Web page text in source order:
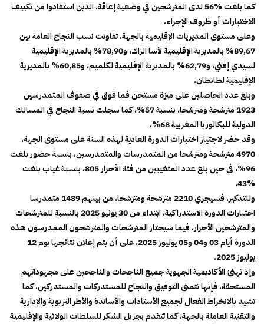
كما بلغت %56 لدى المترشحين في وضعية إعاقة، الذين استفادوا من تكييف
الاختبارات أو ظروف الإجراء.
وعلى مستوى المديريات الإقليمية بالجهة، تفاوتت نسب النجاح العامة بين
89,67% بالمديرية الإقليمية لأسا الزاك، و78,90% بالمديرية الإقليمية
لسيدي إفني، و62,79% بالمديرية الإقليمية لكلميم، و60,85% بالمديرية
الإقليمية لطانطان.
وبلغ عدد الحاصلين على ميزة مستحن فما فوق في صفوف المتمدرسين
1923 مترشحة ومترشحا، بنسبة 57%، كما سجلت نسبة النجاح في المسالك
الدولية للبكالوريا المغربية 68%.
وقد حضر لاجتياز اختبارات الدورة العادية لهذه السنة على مستوى الجهة،
4970 مترشحة ومترشحا من المتمدرسات والمتمدرسين، بنسبة حضور بلغت
96%، في حين بلغ عدد المتغيبين من فئة الأحرار 805، بنسبة غياب بلغت
%43.
وللتذكير، فسيجري 2210 مترشحة ومترشحا، من بينهم 1489 متمدرسا
اختبارات الدورة الاستدراكية، ابتداء من 30 يونيو 2025 بالنسبة للمترشحات
والمترشحين الأحرار، فيما سيجتاز المترشحات والمترشحون الممدرسون هذه
الدورة أيام 03 و04 و05 يوليوز 2025، على أن يتم إعلان نتائجها يوم 12
يوليوز 2025.
وإذ تهنئ الأكاديمية الجهوية جميع الناجحات والناجحين على مجهوداتهم
المستحقة، فإنها تتمنى التوفيق والنجاح للمستدركات والمستدركين، كما
تشيد بالانخراط الفعال لجميع الأستاذات والأساتذة والأطر التربوية والإدارية
والتقنية العاملة بالجهة، كما تتقدم بجزيل الشكر للسلطات الولائية والإقليمية